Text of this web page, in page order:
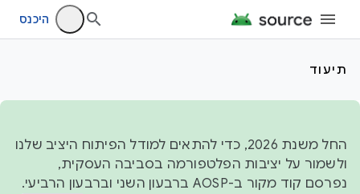
היכנס
תיעוד
החל משנת 2026, כדי להתאים למודל הפיתוח היציב שלנו
ולשמור על יציבות הפלטפורמה בסביבה העסקית,
נפרסם קוד מקור ב-AOSP ברבעון השני וברבעון הרביעי.